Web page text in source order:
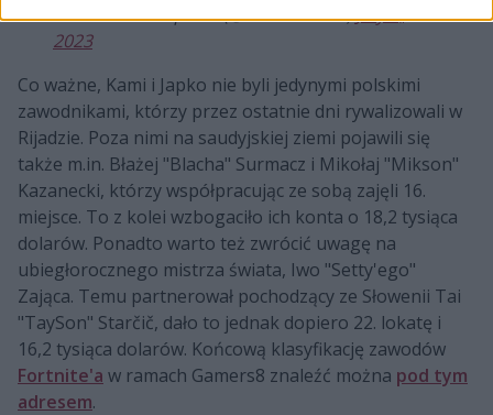
— Gamers8 Esports (@Gamers8GG)July 9,
2023
Co ważne, Kami i Japko nie byli jedynymi polskimi
zawodnikami, którzy przez ostatnie dni rywalizowali w
Rijadzie. Poza nimi na saudyjskiej ziemi pojawili się
także m.in. Błażej "Blacha" Surmacz i Mikołaj "Mikson"
Kazanecki, którzy współpracując ze sobą zajęli 16.
miejsce. To z kolei wzbogaciło ich konta o 18,2 tysiąca
dolarów. Ponadto warto też zwrócić uwagę na
ubiegłorocznego mistrza świata, Iwo "Setty'ego"
Zająca. Temu partnerował pochodzący ze Słowenii Tai
"TaySon" Starčič, dało to jednak dopiero 22. lokatę i
16,2 tysiąca dolarów. Końcową klasyfikację zawodów
Fortnite'a w ramach Gamers8 znaleźć można pod tym
adresem.